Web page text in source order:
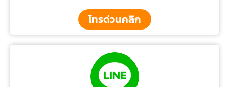
โทรด่วนคลิก